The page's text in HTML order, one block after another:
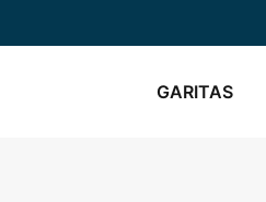
GARITAS